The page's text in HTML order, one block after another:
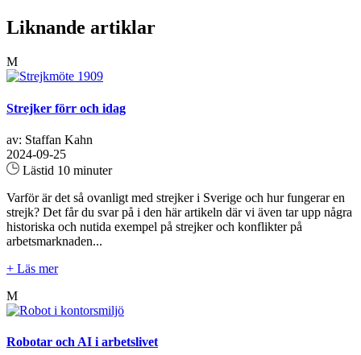
Liknande artiklar
M
Strejker förr och idag
av: Staffan Kahn
2024-09-25
Lästid 10 minuter
Varför är det så ovanligt med strejker i Sverige och hur fungerar en
strejk? Det får du svar på i den här artikeln där vi även tar upp några
historiska och nutida exempel på strejker och konflikter på
arbetsmarknaden...
+ Läs mer
M
Robotar och AI i arbetslivet